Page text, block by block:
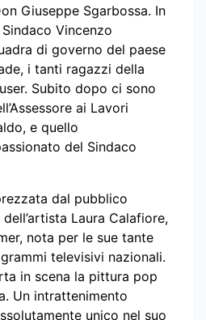
Giuseppe Sgarbossa. In
Vincenzo
di governo del paese
i tanti ragazzi della
Subito dopo ci sono
ai Lavori
e quello
del Sindaco
dal pubblico
dell’artista Laura Calafiore,
nota per le sue tante
televisivi nazionali.
in scena la pittura pop
Un intrattenimento
unico nel suo